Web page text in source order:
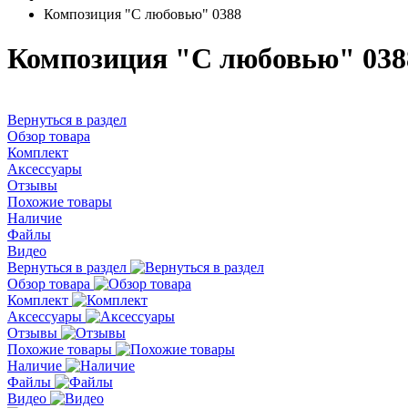
Композиция "С любовью" 0388
Композиция "С любовью"
Вернуться в раздел
Обзор товара
Комплект
Аксессуары
Отзывы
Похожие товары
Наличие
Файлы
Видео
Вернуться в раздел
Обзор товара
Комплект
Аксессуары
Отзывы
Похожие товары
Наличие
Файлы
Видео